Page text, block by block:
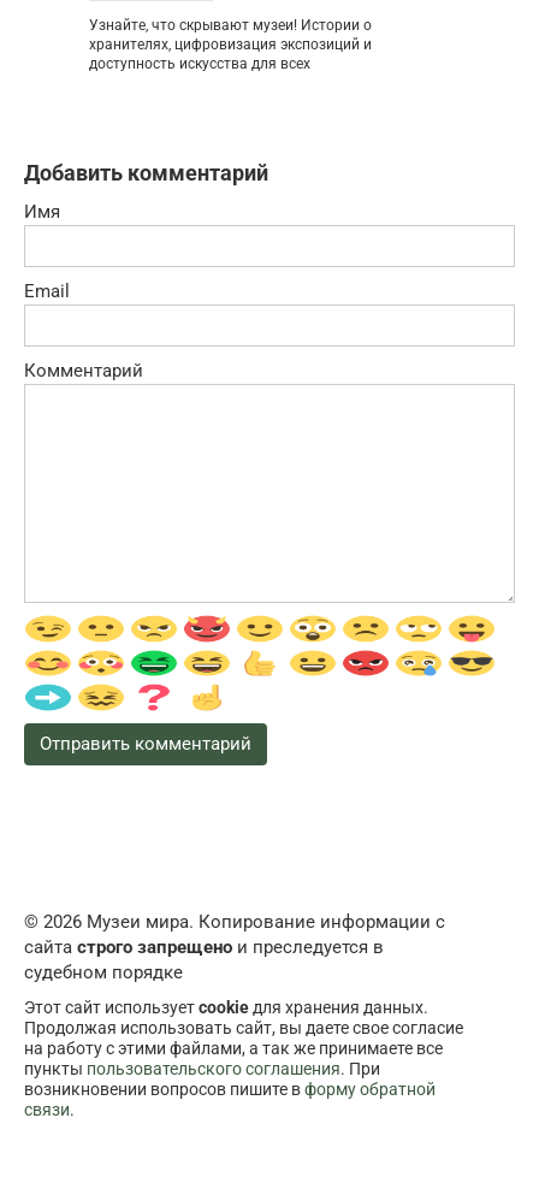
Узнайте, что скрывают музеи! Истории о
хранителях, цифровизация экспозиций и
доступность искусства для всех
Добавить комментарий
Имя
Email
Комментарий
© 2026 Музеи мира. Копирование информации с
сайта строго запрещено и преследуется в
судебном порядке
Этот сайт используетcookie для хранения данных.
Продолжая использовать сайт, вы даете свое согласие
на работу с этими файлами, а так же принимаете все
пункты пользовательского соглашения. При
возникновении вопросов пишите вформу обратной
связи.